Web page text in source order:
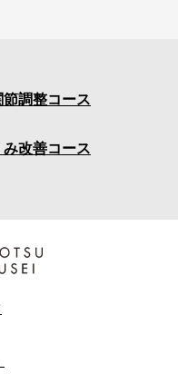
節調整コース
み改善コース